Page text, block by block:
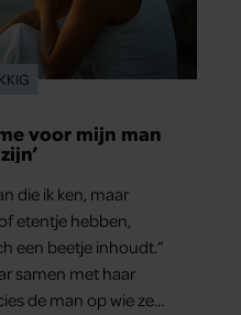
voor mijn man
die ik ken, maar
etentje hebben,
een beetje inhoudt.”
samen met haar
de man op wie ze